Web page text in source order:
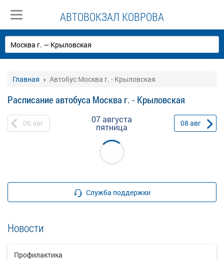
АВТОВОКЗАЛ КОВРОВА
Главная Автобус Москва г. - Крыловская
Расписание автобуса Москва г. - Крыловская
06 авг 07 августа
пятница 08 авг
Служба поддержки
Новости
Профилактика